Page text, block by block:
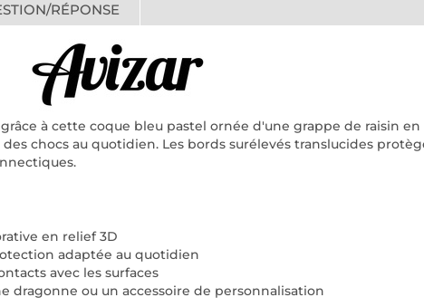
RÉPONSE
à cette coque bleu pastel ornée d'une grappe de raisin
chocs au quotidien. Les bords surélevés translucides
en relief 3D
adaptée au quotidien
avec les surfaces
ou un accessoire de personnalisation